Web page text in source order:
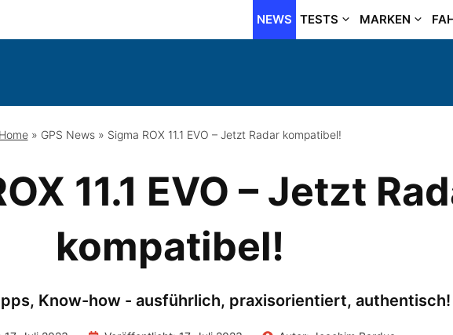
NEWS TESTS MARKEN
Home» GPS News» Sigma ROX 11.1 EVO – Jetzt Radar kompatibel!
11.1 EVO – Jetzt
kompatibel!
Know-how - ausführlich, praxisorientiert, authentisch!